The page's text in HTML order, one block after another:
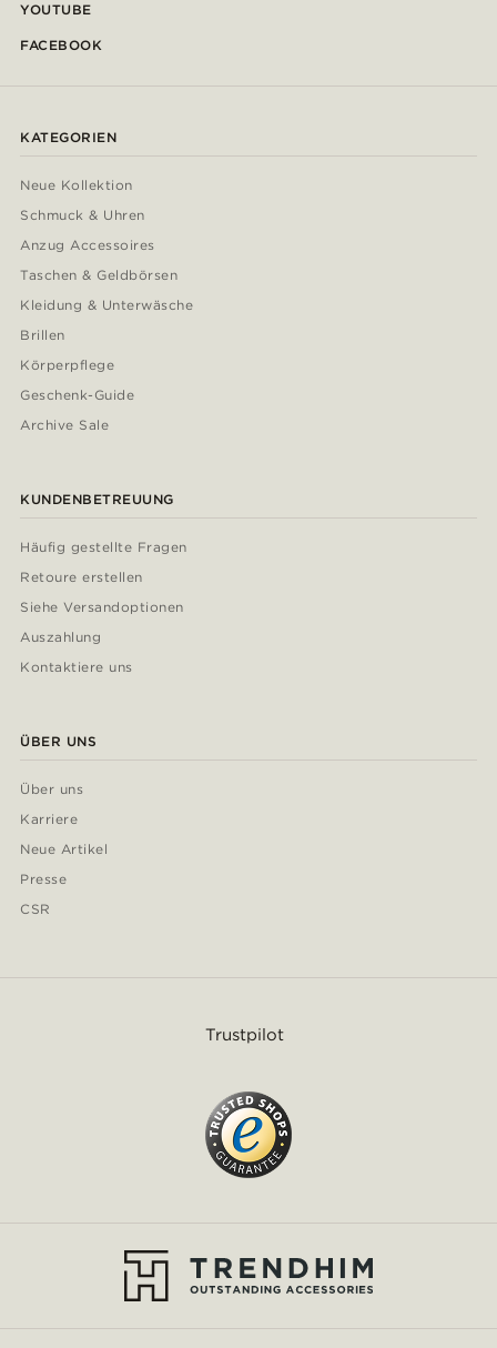
YOUTUBE
FACEBOOK
KATEGORIEN
Neue Kollektion
Schmuck & Uhren
Anzug Accessoires
Taschen & Geldbörsen
Kleidung & Unterwäsche
Brillen
Körperpflege
Geschenk-Guide
Archive Sale
KUNDENBETREUUNG
Häufig gestellte Fragen
Retoure erstellen
Siehe Versandoptionen
Auszahlung
Kontaktiere uns
ÜBER UNS
Über uns
Karriere
Neue Artikel
Presse
CSR
Trustpilot